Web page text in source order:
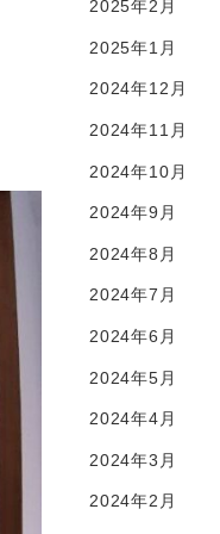
2025年2月
2025年1月
2024年12月
2024年11月
2024年10月
2024年9月
2024年8月
2024年7月
2024年6月
2024年5月
2024年4月
2024年3月
2024年2月